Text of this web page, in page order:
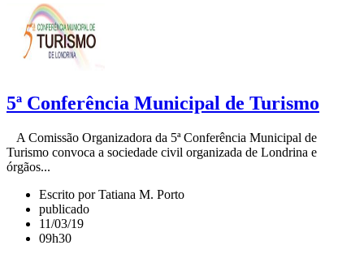
5ª Conferência Municipal de Turismo
A Comissão Organizadora da 5ª Conferência Municipal de
Turismo convoca a sociedade civil organizada de Londrina e
órgãos...
Escrito por Tatiana M. Porto
publicado
11/03/19
09h30